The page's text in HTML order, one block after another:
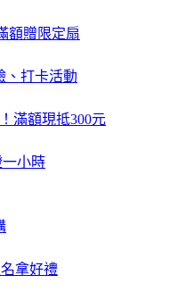
額贈限定扇
、打卡活動
滿額現抵300元
小時
拿好禮